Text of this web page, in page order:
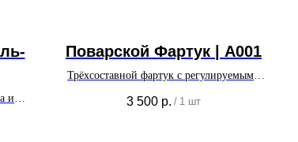
из
Поварской Фартук | A001
Трёхсоставной фартук с регулируемыми
3 500 р. / 1 шт